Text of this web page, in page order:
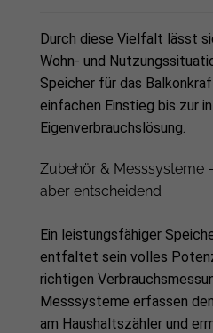
Durch diese Vielfalt lässt
Wohn- und
Speicher für das
einfachen Einstieg bis zur
Eigenverbrauchslösung.
Zubehör & Messsysteme
aber entscheidend
Ein leistungsfähiger
entfaltet sein volles
richtigen
Messsysteme erfassen
am Haushaltszähler und